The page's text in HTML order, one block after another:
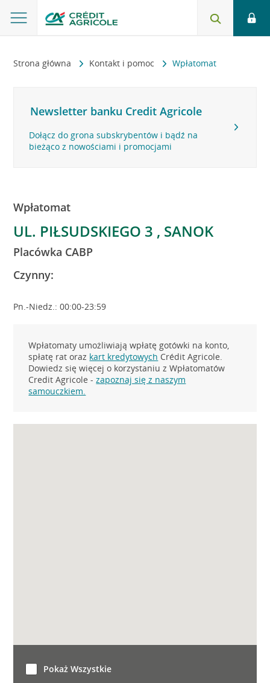
Strona główna Kontakt i pomoc Wpłatomat
Newsletter banku Credit Agricole
Dołącz do grona subskrybentów i bądź na
bieżąco z nowościami i promocjami
Wpłatomat
UL. PIŁSUDSKIEGO 3 , SANOK
Placówka CABP
Czynny:
Pn.-Niedz.: 00:00-23:59
Wpłatomaty umożliwiają wpłatę gotówki na konto,
spłatę rat oraz kart kredytowych Crédit Agricole.
Dowiedz się więcej o korzystaniu z Wpłatomatów
Credit Agricole -zapoznaj się z naszym
samouczkiem.
Pokaż Wszystkie